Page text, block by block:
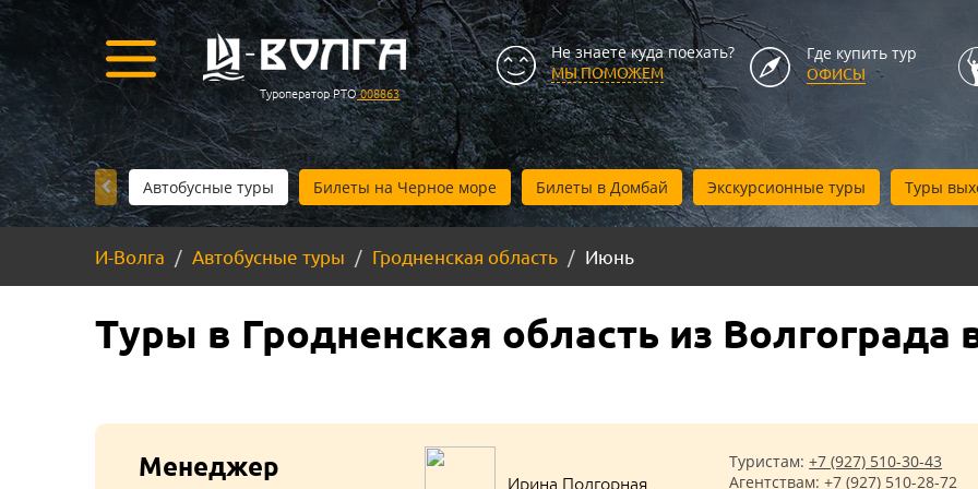
Туроператор РТО008863
Не знаете куда поехать?
МЫ ПОМОЖЕМ
Где купить тур
ОФИСЫ
Автобусные туры Билеты на Черное море Билеты в Домбай Экскурсионные туры Туры
И-Волга Автобусные туры Гродненская область Июнь
Туры в Гродненская область из Волгограда
Менеджер
Ирина Подгорная
Туристам:+7 (927) 510-30-43
Агентствам:+7 (927) 510-28-72